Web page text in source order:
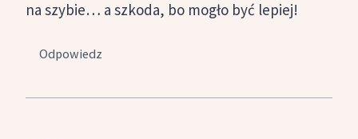
na szybie… a szkoda, bo mogło być lepiej!
Odpowiedz